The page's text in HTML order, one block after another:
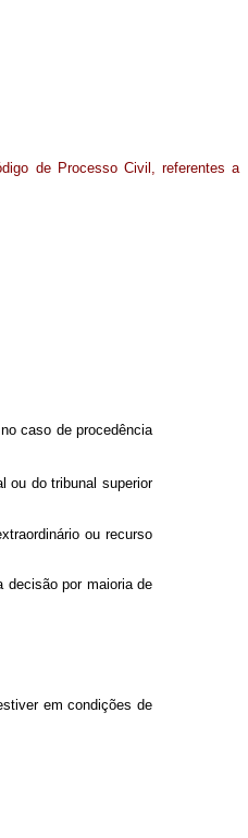
de Processo Civil, referentes a
caso de procedência
ou do tribunal superior
ou recurso
decisão por maioria de
em condições de